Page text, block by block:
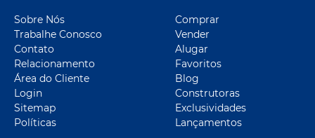
Sobre Nós
Trabalhe Conosco
Contato
Relacionamento
Área do Cliente
Login
Sitemap
Políticas
Comprar
Vender
Alugar
Favoritos
Blog
Construtoras
Exclusividades
Lançamentos